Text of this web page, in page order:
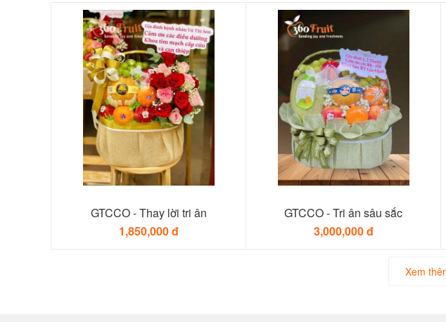
GTCCO - Thay lời tri ân
1,850,000 đ
GTCCO - Tri ân sâu sắc
3,000,000 đ
Xem